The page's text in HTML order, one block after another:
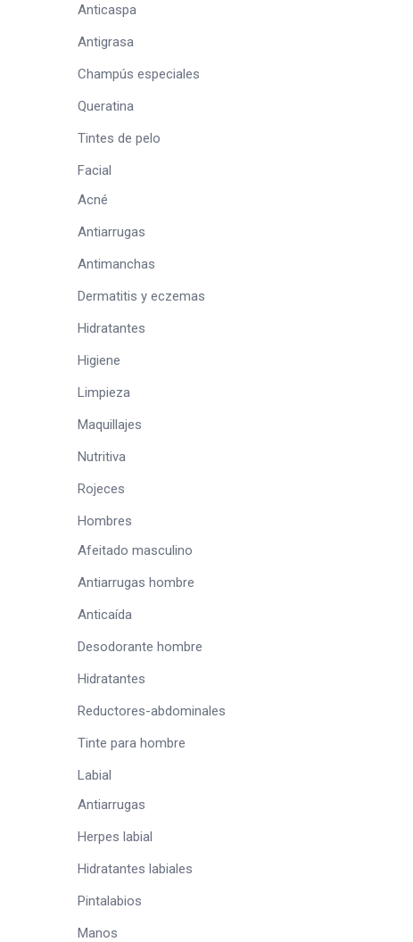
Anticaspa
Antigrasa
Champús especiales
Queratina
Tintes de pelo
Facial
Acné
Antiarrugas
Antimanchas
Dermatitis y eczemas
Hidratantes
Higiene
Limpieza
Maquillajes
Nutritiva
Rojeces
Hombres
Afeitado masculino
Antiarrugas hombre
Anticaída
Desodorante hombre
Hidratantes
Reductores-abdominales
Tinte para hombre
Labial
Antiarrugas
Herpes labial
Hidratantes labiales
Pintalabios
Manos